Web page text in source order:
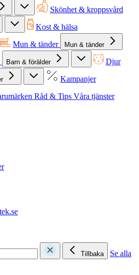
Skönhet & kroppsvård
Kost & hälsa
Mun & tänder Mun & tänder
Barn & förälder Djur
Kampanjer
Råd & Tips Våra tjänster
Tillbaka
Se alla